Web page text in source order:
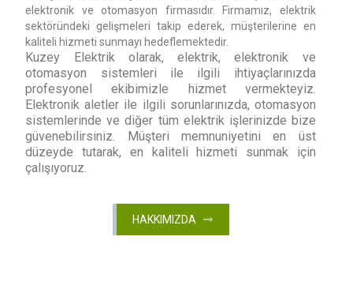
elektronik ve otomasyon firmasıdır. Firmamız, elektrik
sektöründeki gelişmeleri takip ederek, müşterilerine en
kaliteli hizmeti sunmayı hedeflemektedir.
Kuzey Elektrik olarak, elektrik, elektronik ve
otomasyon sistemleri ile ilgili ihtiyaçlarınızda
profesyonel ekibimizle hizmet vermekteyiz.
Elektronik aletler ile ilgili sorunlarınızda, otomasyon
sistemlerinde ve diğer tüm elektrik işlerinizde bize
güvenebilirsiniz. Müşteri memnuniyetini en üst
düzeyde tutarak, en kaliteli hizmeti sunmak için
çalışıyoruz.
HAKKIMIZDA